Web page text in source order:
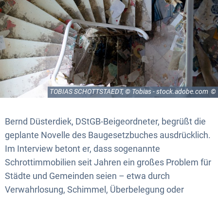
TOBIAS SCHOTTSTAEDT, © Tobias - stock.adobe.com
Bernd Düsterdiek, DStGB-Beigeordneter, begrüßt die
geplante Novelle des Baugesetzbuches ausdrücklich.
Im Interview betont er, dass sogenannte
Schrottimmobilien seit Jahren ein großes Problem für
Städte und Gemeinden seien – etwa durch
Verwahrlosung, Schimmel, Überbelegung oder